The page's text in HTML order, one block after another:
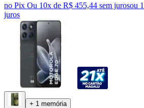
no Pix Ou 10x de R$ 455,44 sem jurosou
juros
+ 1 memória